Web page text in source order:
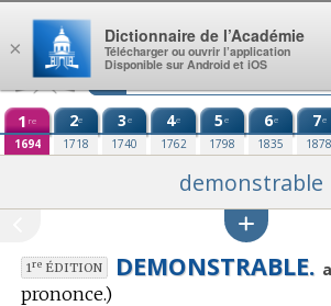
Aller au contenu
1 re
1694
2e
1718
3e
1740
4e
1762
5e
1798
6e
1835
7e
1878
demonstrable
1reÉDITION DEMONSTRABLE.
prononce.)
×
Dictionnaire de l’Académie
Télécharger ou ouvrir l’application
Disponible sur Android et iOS